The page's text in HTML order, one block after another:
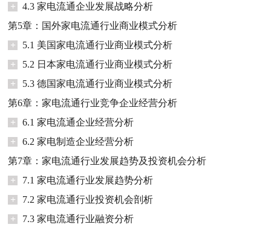
+
4.3 家电流通企业发展战略分析
第5章：国外家电流通行业商业模式分析
+
5.1 美国家电流通行业商业模式分析
+
5.2 日本家电流通行业商业模式分析
+
5.3 德国家电流通行业商业模式分析
第6章：家电流通行业竞争企业经营分析
+
6.1 家电流通企业经营分析
+
6.2 家电制造企业经营分析
第7章：家电流通行业发展趋势及投资机会分析
+
7.1 家电流通行业发展趋势分析
+
7.2 家电流通行业投资机会剖析
+
7.3 家电流通行业融资分析